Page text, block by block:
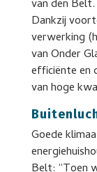
van den Belt.
Dankzij
verwerking
van Onder
efficiënte en
van hoge
Goede